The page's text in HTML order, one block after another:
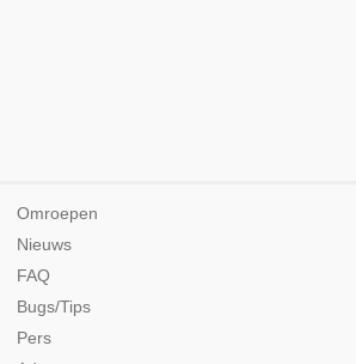
Omroepen
Nieuws
FAQ
Bugs/Tips
Pers